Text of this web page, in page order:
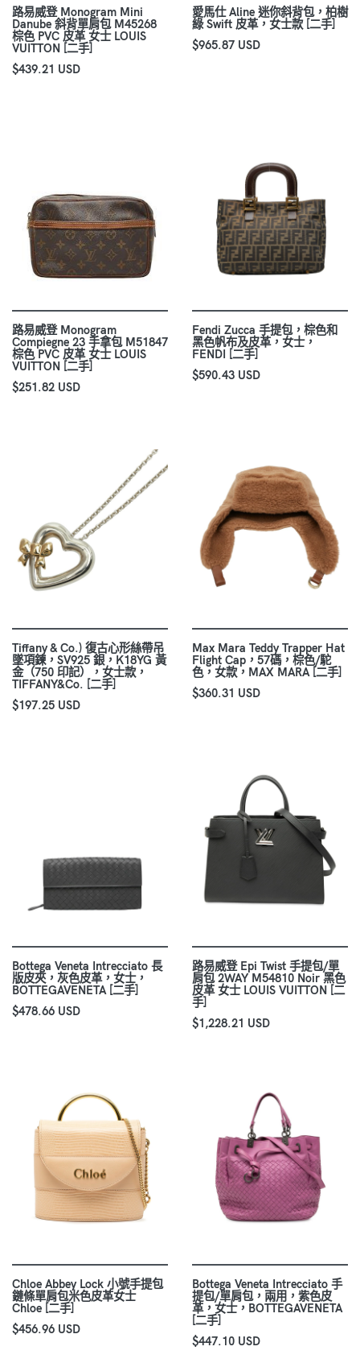
路易威登 Monogram Mini
Danube 斜背單肩包 M45268
棕色 PVC 皮革 女士 LOUIS
VUITTON [二手]
$439.21 USD
愛馬仕 Aline 迷你斜背包，柏樹
綠 Swift 皮革，女士款 [二手]
$965.87 USD
路易威登 Monogram
Compiegne 23 手拿包 M51847
棕色 PVC 皮革 女士 LOUIS
VUITTON [二手]
$251.82 USD
Fendi Zucca 手提包，棕色和
黑色帆布及皮革，女士，
FENDI [二手]
$590.43 USD
Tiffany & Co.) 復古心形絲帶吊
墜項鍊，SV925 銀，K18YG 黃
金（750 印記），女士款，
TIFFANY&Co. [二手]
$197.25 USD
Max Mara Teddy Trapper Hat
Flight Cap，57碼，棕色/駝
色，女款，MAX MARA [二手]
$360.31 USD
Bottega Veneta Intrecciato 長
版皮夾，灰色皮革，女士，
BOTTEGAVENETA [二手]
$478.66 USD
路易威登 Epi Twist 手提包/單
肩包 2WAY M54810 Noir 黑色
皮革 女士 LOUIS VUITTON [二
手]
$1,228.21 USD
Chloe Abbey Lock 小號手提包
鏈條單肩包米色皮革女士
Chloe [二手]
$456.96 USD
Bottega Veneta Intrecciato 手
提包/單肩包，兩用，紫色皮
革，女士，BOTTEGAVENETA
[二手]
$447.10 USD